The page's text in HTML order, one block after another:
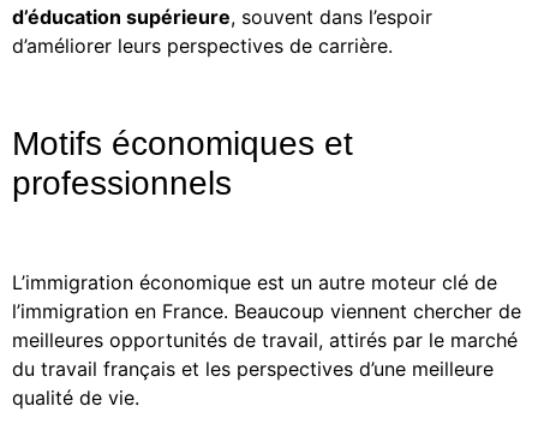
d’éducation supérieure, souvent dans l’espoir
d’améliorer leurs perspectives de carrière.
Motifs économiques et
professionnels
L’immigration économique est un autre moteur clé de
l’immigration en France. Beaucoup viennent chercher de
meilleures opportunités de travail, attirés par le marché
du travail français et les perspectives d’une meilleure
qualité de vie.